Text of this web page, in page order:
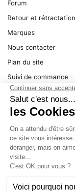
Forum
Retour et rétractation
Marques
Nous contacter
Plan du site
Suivi de commande
Ma facture
Mentions légales
SERVICE
Pièces détachées
Catégories de produit
Dépannage